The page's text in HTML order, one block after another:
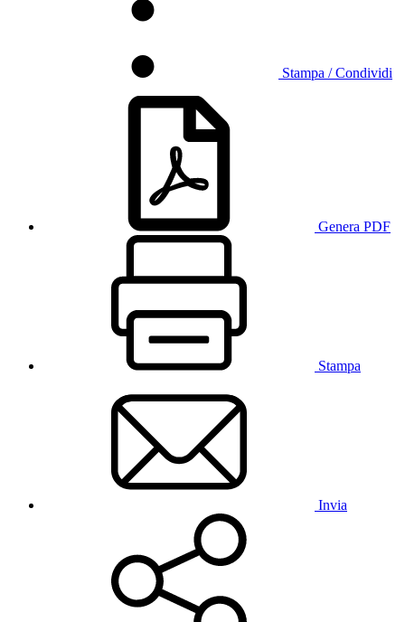
Stampa / Condividi
Genera PDF
Stampa
Invia